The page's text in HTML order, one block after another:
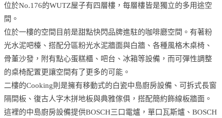
位於No.176的WUTZ屋子有四層樓，每層樓皆是獨立的多用途空
間。
位於一樓的空間目前是甜點快閃品牌進駐的咖啡廳空間。有著粉
光水泥吧檯、搭配分區粉光水泥牆面與白牆、各種風格木桌椅、
骨董沙發，附有點心蛋糕櫃、吧台、冰箱等設備，而可彈性調整
的桌椅配置更讓空間有了更多的可能。
二樓的Cooking則是擁有移動式的白瓷中島廚房設備、可拆式長窗
隔間板、復古人字木拼地板與典雅傢俱，搭配簡約飾線板牆面。
這裡的中島廚房設備提供BOSCH三口電爐，單口瓦斯爐、BOSCH